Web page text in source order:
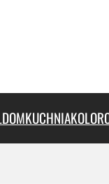
DOMKUCHNIA